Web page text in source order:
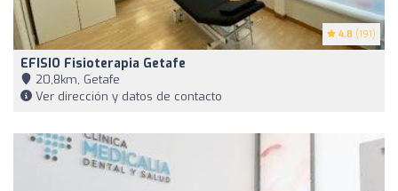
4.8 (191)
EFISIO Fisioterapia Getafe
20,8km, Getafe
Ver dirección y datos de contacto